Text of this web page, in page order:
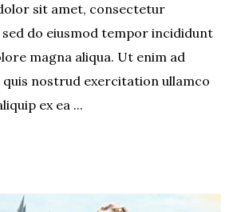
sit amet, consectetur
do eiusmod tempor incididunt
magna aliqua. Ut enim ad
quis nostrud exercitation ullamco
ex ea ...